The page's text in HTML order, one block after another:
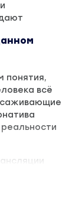
понятия,
всё
к